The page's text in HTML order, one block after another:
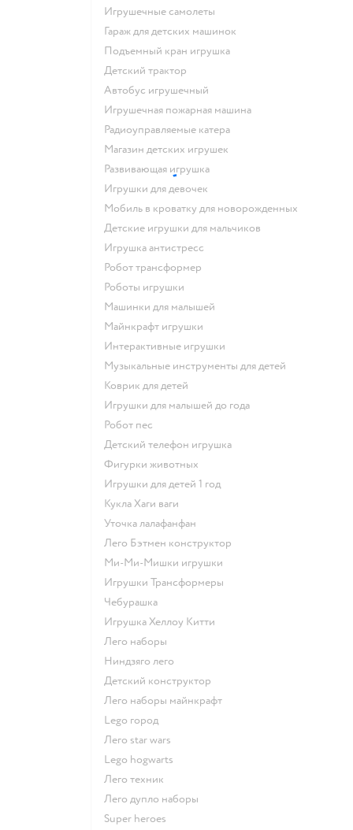
Игрушечные самолеты
Гараж для детских машинок
Подъемный кран игрушка
Детский трактор
Автобус игрушечный
Игрушечная пожарная машина
Радиоуправляемые катера
Магазин детских игрушек
Развивающая игрушка
Игрушки для девочек
Мобиль в кроватку для новорожденных
Детские игрушки для мальчиков
Игрушка антистресс
Робот трансформер
Роботы игрушки
Машинки для малышей
Майнкрафт игрушки
Интерактивные игрушки
Музыкальные инструменты для детей
Коврик для детей
Игрушки для малышей до года
Робот пес
Детский телефон игрушка
Фигурки животных
Игрушки для детей 1 год
Кукла Хаги ваги
Уточка лалафанфан
Лего Бэтмен конструктор
Ми-Ми-Мишки игрушки
Игрушки Трансформеры
Чебурашка
Игрушка Хеллоу Китти
Лего наборы
Ниндзяго лего
Детский конструктор
Лего наборы майнкрафт
Lego город
Лего star wars
Lego hogwarts
Лего техник
Лего дупло наборы
Super heroes